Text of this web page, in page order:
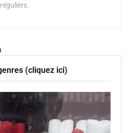
réguliers.
(cliquez ici)